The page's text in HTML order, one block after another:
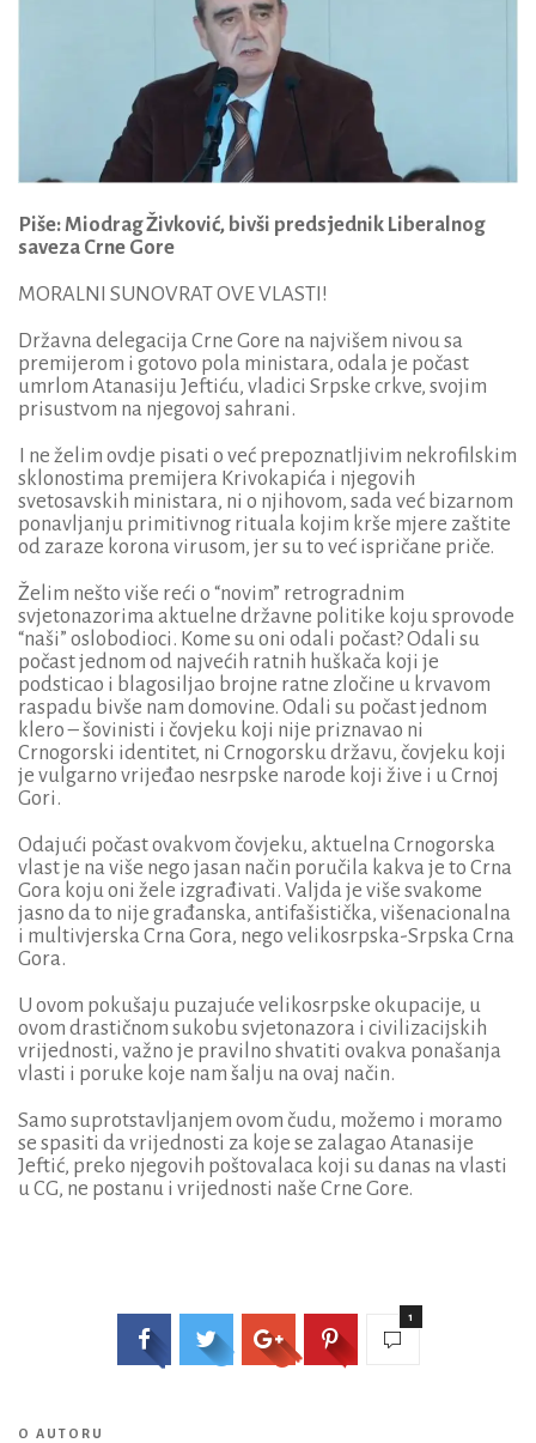
Piše: Miodrag Živković, bivši predsjednik Liberalnog
saveza Crne Gore
MORALNI SUNOVRAT OVE VLASTI!
Državna delegacija Crne Gore na najvišem nivou sa
premijerom i gotovo pola ministara, odala je počast
umrlom Atanasiju Jeftiću, vladici Srpske crkve, svojim
prisustvom na njegovoj sahrani.
I ne želim ovdje pisati o već prepoznatljivim nekrofilskim
sklonostima premijera Krivokapića i njegovih
svetosavskih ministara, ni o njihovom, sada već bizarnom
ponavljanju primitivnog rituala kojim krše mjere zaštite
od zaraze korona virusom, jer su to već ispričane priče.
Želim nešto više reći o “novim” retrogradnim
svjetonazorima aktuelne državne politike koju sprovode
“naši” oslobodioci. Kome su oni odali počast? Odali su
počast jednom od najvećih ratnih huškača koji je
podsticao i blagosiljao brojne ratne zločine u krvavom
raspadu bivše nam domovine. Odali su počast jednom
klero – šovinisti i čovjeku koji nije priznavao ni
Crnogorski identitet, ni Crnogorsku državu, čovjeku koji
je vulgarno vrijeđao nesrpske narode koji žive i u Crnoj
Gori.
Odajući počast ovakvom čovjeku, aktuelna Crnogorska
vlast je na više nego jasan način poručila kakva je to Crna
Gora koju oni žele izgrađivati. Valjda je više svakome
jasno da to nije građanska, antifašistička, višenacionalna
i multivjerska Crna Gora, nego velikosrpska-Srpska Crna
Gora.
U ovom pokušaju puzajuće velikosrpske okupacije, u
ovom drastičnom sukobu svjetonazora i civilizacijskih
vrijednosti, važno je pravilno shvatiti ovakva ponašanja
vlasti i poruke koje nam šalju na ovaj način.
Samo suprotstavljanjem ovom čudu, možemo i moramo
se spasiti da vrijednosti za koje se zalagao Atanasije
Jeftić, preko njegovih poštovalaca koji su danas na vlasti
u CG, ne postanu i vrijednosti naše Crne Gore.
1
O AUTORU